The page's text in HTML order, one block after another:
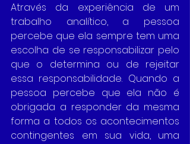
Através da experiência de um
trabalho analítico, a pessoa
percebe que ela sempre tem uma
escolha de se responsabilizar pelo
que o determina ou de rejeitar
essa responsabilidade. Quando a
pessoa percebe que ela não é
obrigada a responder da mesma
forma a todos os acontecimentos
contingentes em sua vida, uma